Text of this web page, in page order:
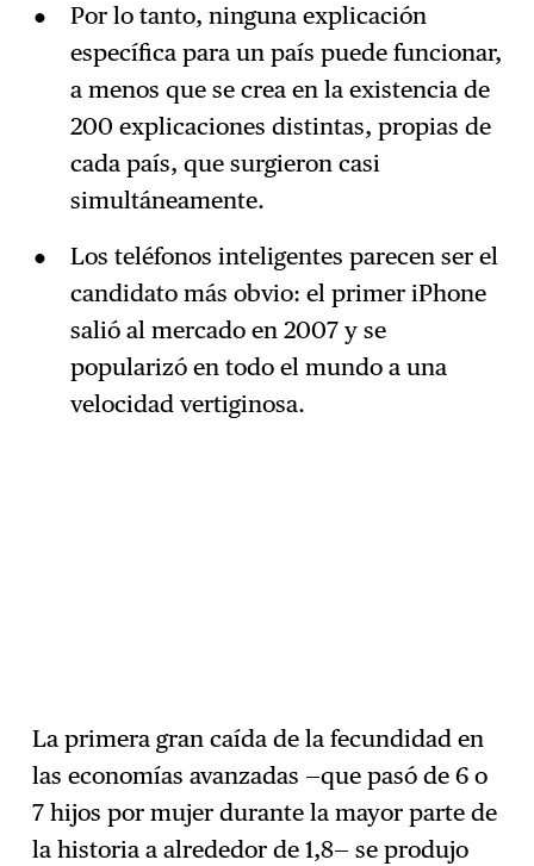
Por lo tanto, ninguna explicación
específica para un país puede funcionar,
a menos que se crea en la existencia de
200 explicaciones distintas, propias de
cada país, que surgieron casi
simultáneamente.
Los teléfonos inteligentes parecen ser el
candidato más obvio: el primer iPhone
salió al mercado en 2007 y se
popularizó en todo el mundo a una
velocidad vertiginosa.
La primera gran caída de la fecundidad en
las economías avanzadas —que pasó de 6 o
7 hijos por mujer durante la mayor parte de
la historia a alrededor de 1,8— se produjo